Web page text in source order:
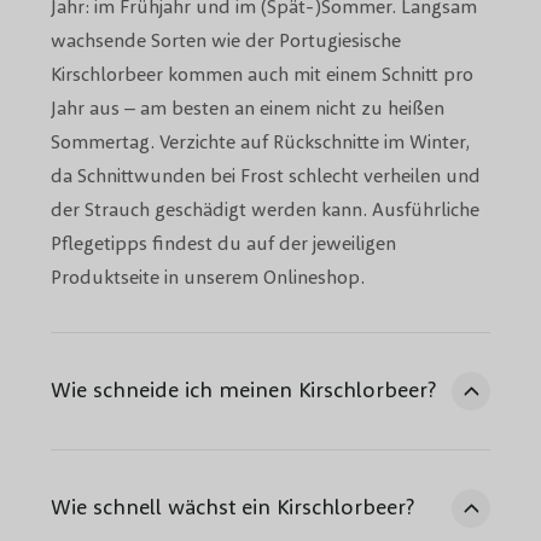
Blütenbüschel bildet. Kirschlorbeer Novita bringt im Mai
ebenfalls schöne weiße Blüten hervor und hat ein
besonders längliches Lorbeerblatt. Kirschlorbeer
Rotundofolia wächst breit, kann eine Gesamthöhe von 4
Metern erreichen und wird auch als Windschutz
verwendet. Sie entscheiden, ob Sie kleine Heckenelemente
im Garten oder große Heckenelemente haben möchten.
Wählen Sie verschiedene Arten von Lorbeerkirschen um
Lorbeerkirsche kaufen bei Baumschuleonline.de:
diese beliebten Heckenpflanzen erst einmal ansehen
Jahr: im Frühjahr und im (Spät-)Sommer. Langsam
wachsende Sorten wie der Portugiesische
Kirschlorbeer kommen auch mit einem Schnitt pro
Jahr aus – am besten an einem nicht zu heißen
Sommertag. Verzichte auf Rückschnitte im Winter,
da Schnittwunden bei Frost schlecht verheilen und
der Strauch geschädigt werden kann. Ausführliche
Pflegetipps findest du auf der jeweiligen
Produktseite in unserem Onlineshop.
Wie schneide ich meinen Kirschlorbeer?
Wie schnell wächst ein Kirschlorbeer?